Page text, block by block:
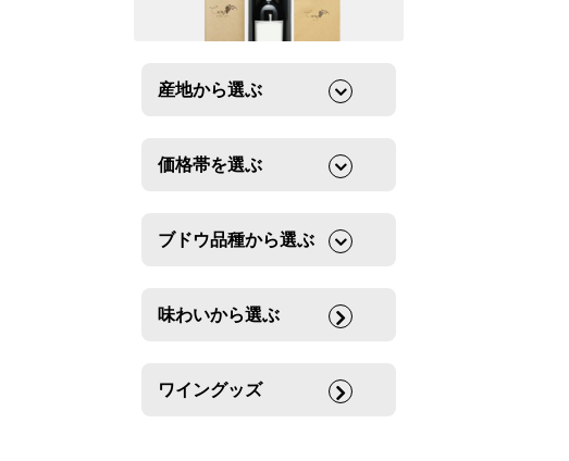
産地から選ぶ
価格帯を選ぶ
ブドウ品種から選ぶ
味わいから選ぶ
ワイングッズ